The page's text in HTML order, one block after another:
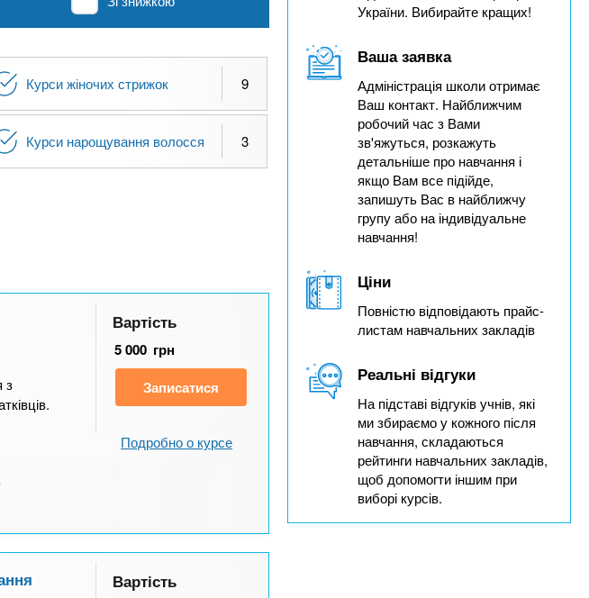
Курси жіночих стрижок 9
Курси нарощування волосся 3
з
Вартість
5 000 грн
Записатися
Подробно о курсе
Вартість
України. Вибирайте кращих!
Ваша заявка
Адміністрація школи отримає
Ваш контакт. Найближчим
робочий час з Вами
зв'яжуться, розкажуть
детальніше про навчання і
якщо Вам все підійде,
запишуть Вас в найближчу
групу або на індивідуальне
навчання!
Ціни
Повністю відповідають прайс-
листам навчальних закладів
Реальні відгуки
На підставі відгуків учнів, які
ми збираємо у кожного після
навчання, складаються
рейтинги навчальних закладів,
щоб допомогти іншим при
виборі курсів.